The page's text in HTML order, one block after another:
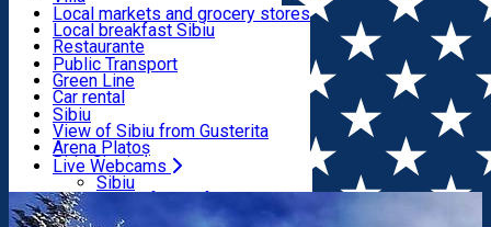
Transport & Parking
Live Webcams
Tour Guides
Guided tours
Publicații locale
Beauty salons
Loc de joacă outdoor
Ski
Ice skating
Yoga
Hostels
Motel
Camping
Renting rooms
Rooms for rent
Accommodation outside Sibiu
Local markets and grocery stores
Local breakfast Sibiu
Restaurante
Pizza
Fast Food
Coffee
Sweets
Pub, Bar
Night clubs
Bakeries
Public Transport
Green Line
Car rental
Rent a bike
Scooter rentals
Taxi
Ride Sharing
Parking tickets
Parking places
Electric vehicle charging points
Sibiu
View of Sibiu from Gusterita
Arena Platoș
Live Webcams
Sibiu
View of Sibiu from Gusterita
Arena Platoș
Home Accommodation outside Sibiu Cabana Barcaciu